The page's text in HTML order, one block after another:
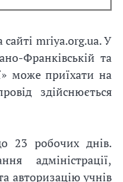
mriya.org.ua. У
Франківській та
може приїхати на
здійснюється
23 робочих днів.
адміністрації,
авторизацію учнів